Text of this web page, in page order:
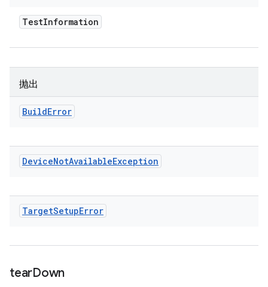
TestInformation
抛出
BuildError
DeviceNotAvailableException
TargetSetupError
tearDown